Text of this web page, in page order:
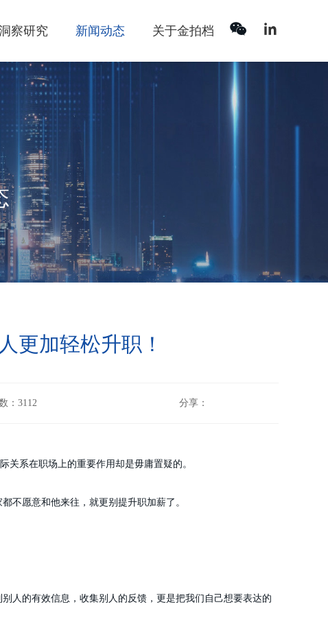
察研究 新闻动态 关于金拍档  
更加轻松升职！
：3112 分享：
关系在职场上的重要作用却是毋庸置疑的。
不愿意和他来往，就更别提升职加薪了。
人的有效信息，收集别人的反馈，更是把我们自己想要表达的